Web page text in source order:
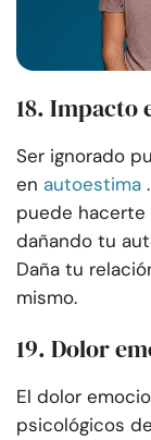
18. Impacto
Ser ignorado
en autoestima
puede hacerte
dañando tu
Daña tu
mismo.
19. Dolor
El dolor
psicológicos